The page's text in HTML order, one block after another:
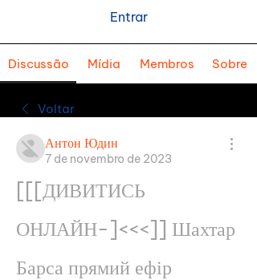
Entrar
Discussão Mídia Membros Sobre
Voltar
Антон Юдин
7 de novembro de 2023
[[[ДИВИТИСЬ
ОНЛАЙН-]<<<]] Шахтар
Барса прямий ефір